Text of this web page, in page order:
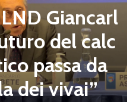
Giancarl
del calc
passa da
dei vivai”